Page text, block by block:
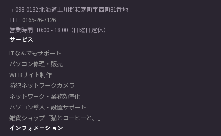
送
〒098-0132 北海道上川郡和寒町字西町81番地
TEL: 0165-26-7126
営業時間: 10:00 - 18:00（日曜日定休）
サービス
ITなんでもサポート
パソコン修理・販売
WEBサイト制作
防犯ネットワークカメラ
ネットワーク・業務効率化
パソコン導入・設置サポート
雑貨ショップ「猫とコーヒーと。」
インフォメーション